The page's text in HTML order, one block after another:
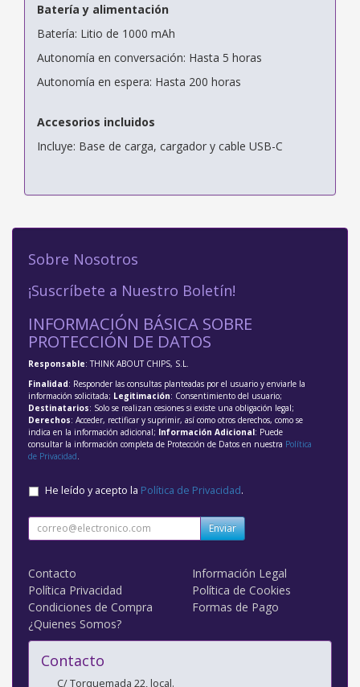
Batería y alimentación
Batería: Litio de 1000 mAh
Autonomía en conversación: Hasta 5 horas
Autonomía en espera: Hasta 200 horas
Accesorios incluidos
Incluye: Base de carga, cargador y cable USB-C
Sobre Nosotros
¡Suscríbete a Nuestro Boletín!
INFORMACIÓN BÁSICA SOBRE
PROTECCIÓN DE DATOS
Responsable: THINK ABOUT CHIPS, S.L.
Finalidad: Responder las consultas planteadas por el usuario y enviarle la
información solicitada; Legitimación: Consentimiento del usuario;
Destinatarios: Solo se realizan cesiones si existe una obligación legal;
Derechos: Acceder, rectificar y suprimir, así como otros derechos, como se
indica en la información adicional; Información Adicional: Puede
consultar la información completa de Protección de Datos en nuestra Política
de Privacidad
He leído y acepto la Política de Privacidad.
Enviar
Contacto
Información Legal
Política Privacidad
Política de Cookies
Condiciones de Compra
Formas de Pago
¿Quienes Somos?
Contacto
C/ Torquemada 22, local.